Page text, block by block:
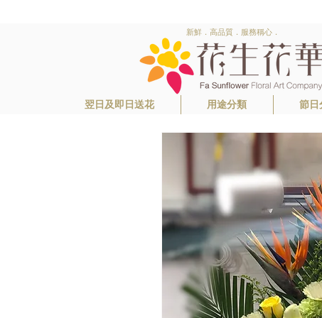
新鮮．高品質．服務稱心．
翌日及即日送花 用途分類 節日